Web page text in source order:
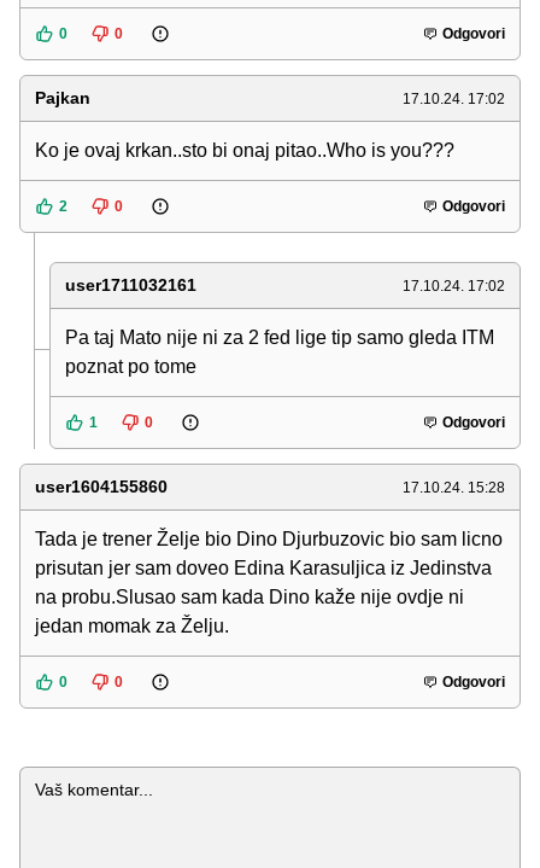
0 0 Odgovori
Pajkan 17.10.24. 17:02
Ko je ovaj krkan..sto bi onaj pitao..Who is you???
2 0 Odgovori
user1711032161 17.10.24. 17:02
Pa taj Mato nije ni za 2 fed lige tip samo gleda ITM
poznat po tome
1 0 Odgovori
user1604155860 17.10.24. 15:28
Tada je trener Želje bio Dino Djurbuzovic bio sam licno
prisutan jer sam doveo Edina Karasuljica iz Jedinstva
na probu.Slusao sam kada Dino kaže nije ovdje ni
jedan momak za Želju.
0 0 Odgovori
Komentar